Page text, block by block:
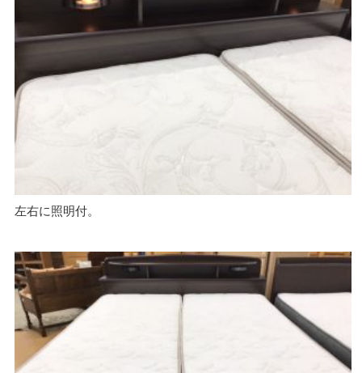
左右に照明付。